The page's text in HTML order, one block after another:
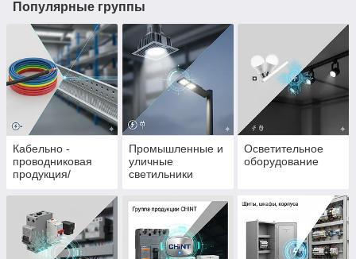
Популярные группы
Кабельно -
проводниковая
продукция/
системы
Промышленные и
уличные
светильники
Осветительное
оборудование